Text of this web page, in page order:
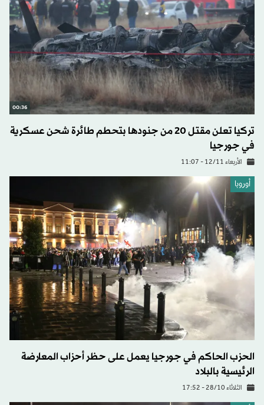
00:36
تركيا تعلن مقتل 20 من جنودها بتحطم طائرة شحن عسكرية
في جورجيا
الأربعاء 12/11 - 11:07
أوروبا
الحزب الحاكم في جورجيا يعمل على حظر أحزاب المعارضة
الرئيسية بالبلاد
الثلاثاء 28/10 - 17:52